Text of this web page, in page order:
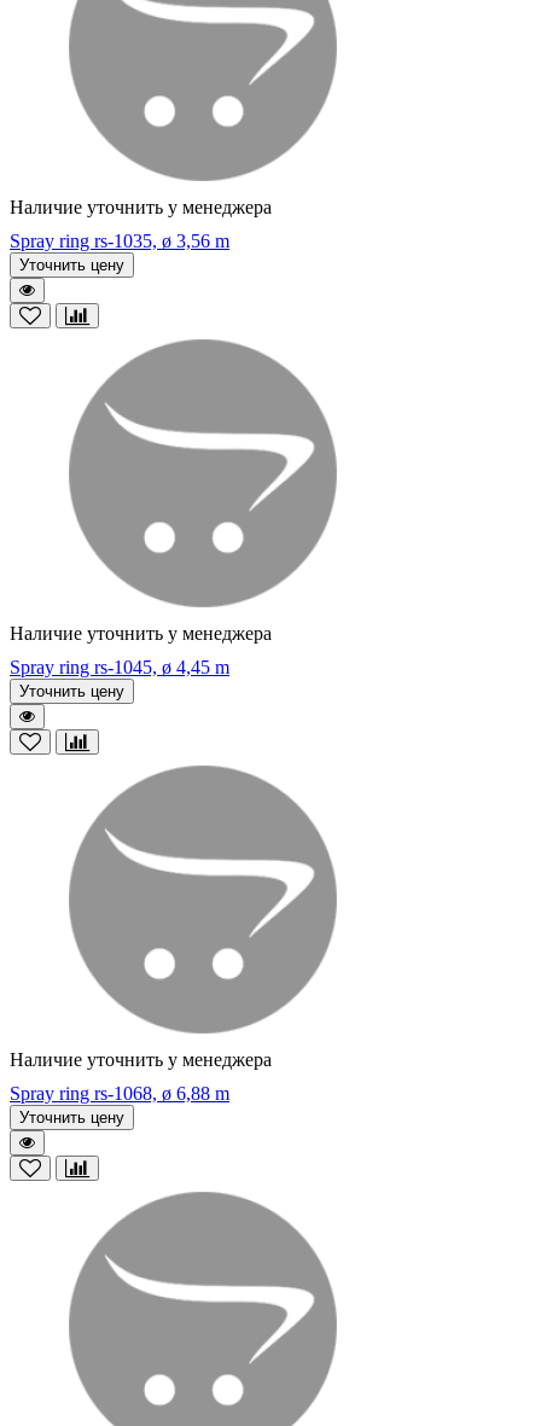
Наличие уточнить у менеджера
Spray ring rs-1035, ø 3,56 m
Уточнить цену
Наличие уточнить у менеджера
Spray ring rs-1045, ø 4,45 m
Уточнить цену
Наличие уточнить у менеджера
Spray ring rs-1068, ø 6,88 m
Уточнить цену